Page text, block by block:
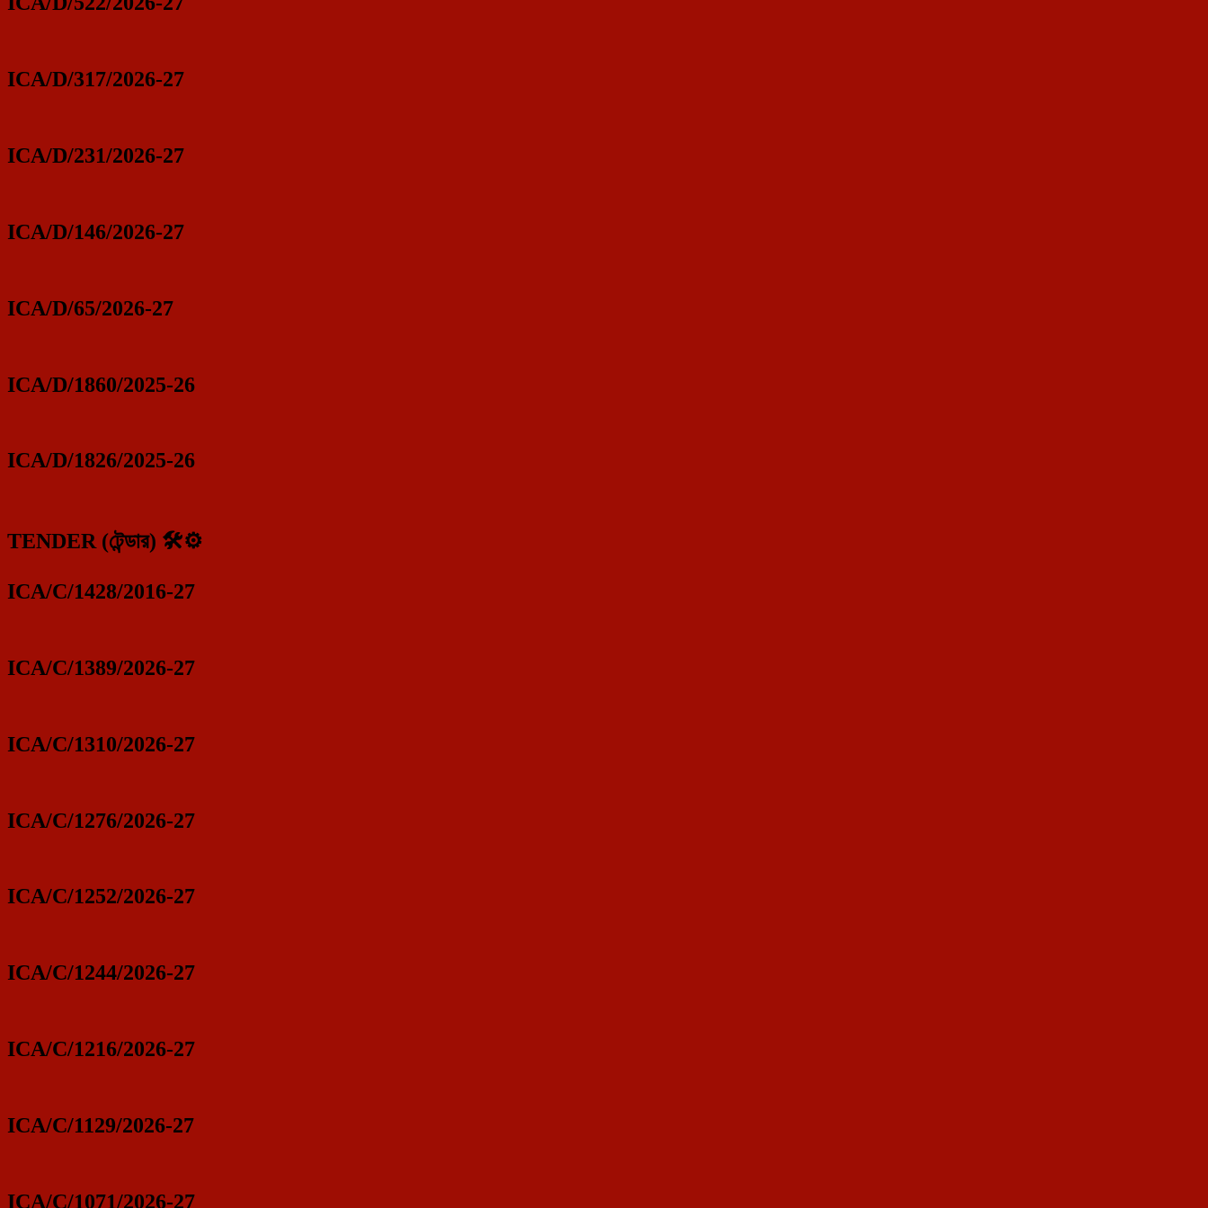
ICA/D/317/2026-27
ICA/D/231/2026-27
ICA/D/146/2026-27
ICA/D/65/2026-27
ICA/D/1860/2025-26
ICA/D/1826/2025-26
TENDER (টেন্ডার) 🛠️⚙️
ICA/C/1428/2016-27
ICA/C/1389/2026-27
ICA/C/1310/2026-27
ICA/C/1276/2026-27
ICA/C/1252/2026-27
ICA/C/1244/2026-27
ICA/C/1216/2026-27
ICA/C/1129/2026-27
ICA/C/1071/2026-27